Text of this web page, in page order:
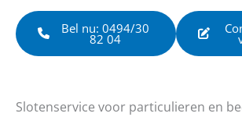
Bel nu: 0494/30
82 04
Slotenservice voor particulieren en